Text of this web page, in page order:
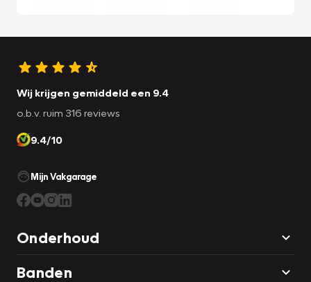
Wij krijgen gemiddeld een 9.4
o.b.v. ruim 316 reviews
9.4/10
Mijn Vakgarage
Onderhoud
Banden